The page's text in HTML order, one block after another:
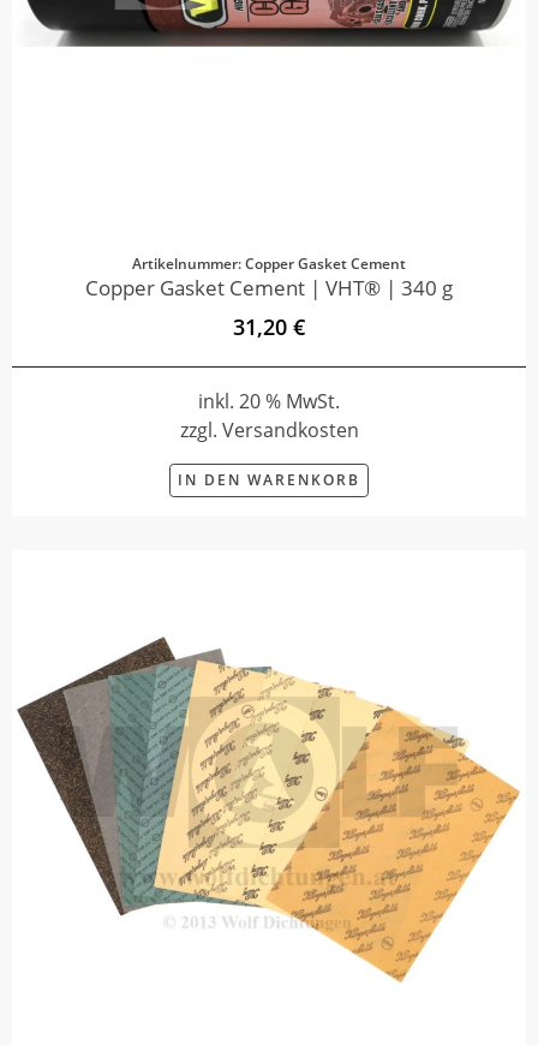
Artikelnummer: Copper Gasket Cement
Copper Gasket Cement | VHT® | 340 g
31,20 €
inkl. 20 % MwSt.
zzgl. Versandkosten
IN DEN WARENKORB